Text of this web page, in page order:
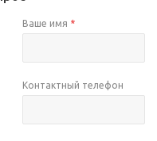
Ваше имя *
Контактный телефон